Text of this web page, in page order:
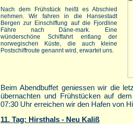
Nach dem Frühstück heißt es Abschied
nehmen. Wir fahren in die Hansestadt
Bergen zur Einschiffung auf die Fjordline
Fähre nach Däne-mark. Eine
wünderschöne Schiffahrt entlang der
norwegischen Küste, die auch kleine
Postschiffroute genannt wird, erwartet uns.
Beim Abendbuffet geniessen wir die
übernachten und Frühstücken auf
07:30 Uhr erreichen wir den Hafen von
11. Tag: Hirsthals - Neu Kaliß